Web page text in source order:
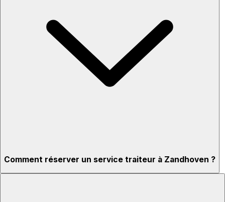
Comment réserver un service traiteur à Zandhoven ?